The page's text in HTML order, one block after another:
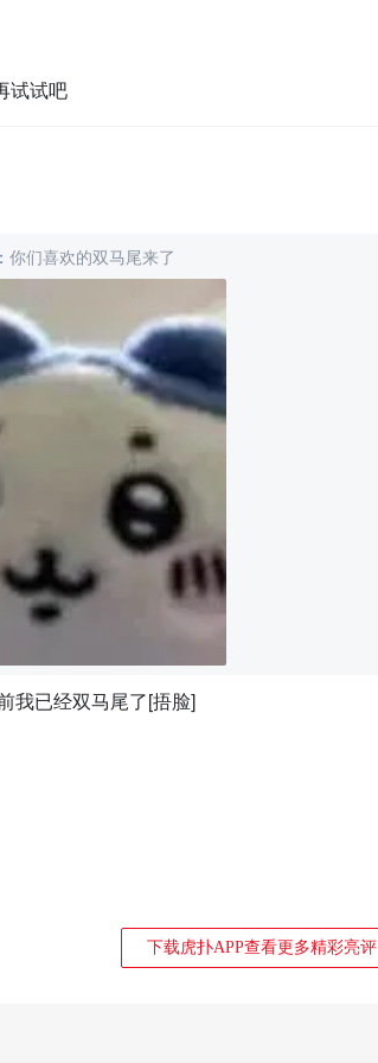
试试吧
： 你们喜欢的双马尾来了
我已经双马尾了[捂脸]
下载虎扑APP查看更多精彩亮评